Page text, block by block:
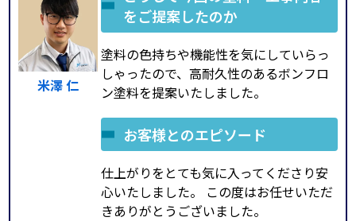
米澤 仁
をご提案したのか
塗料の色持ちや機能性を気にしていらっ
しゃったので、高耐久性のあるボンフロ
ン塗料を提案いたしました。
お客様とのエピソード
仕上がりをとても気に入ってくださり安
心いたしました。 この度はお任せいただ
きありがとうございました。